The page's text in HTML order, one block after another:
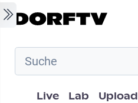
Skip to main content
Hauptnavigation
Live Lab Upload